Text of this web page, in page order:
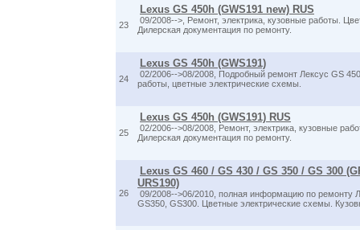
23
Lexus GS 450h (GWS191 new) RUS
09/2008-->, Ремонт, электрика, кузовные работы.
Дилерская документация по ремонту.
24
Lexus GS 450h (GWS191)
02/2006-->08/2008, Подробный ремонт Лексус GS
работы, цветные электрические схемы.
25
Lexus GS 450h (GWS191) RUS
02/2006-->08/2008, Ремонт, электрика, кузовные
Дилерская документация по ремонту.
26
Lexus GS 460 / GS 430 / GS 350 / GS 300
URS190)
09/2008-->06/2010, полная информацию по ремонту
GS350, GS300. Цветные электрические схемы.